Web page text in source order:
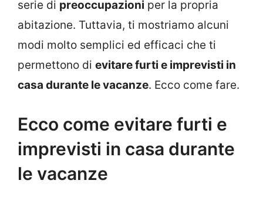
serie di preoccupazioni per la propria
abitazione. Tuttavia, ti mostriamo alcuni
modi molto semplici ed efficaci che ti
permettono di evitare furti e imprevisti in
casa durante le vacanze. Ecco come fare.
Ecco come evitare furti e
imprevisti in casa durante
le vacanze